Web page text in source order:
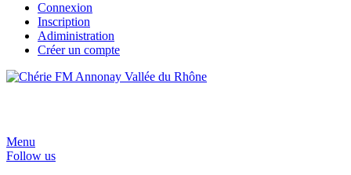
Connexion
Inscription
Adiministration
Créer un compte
Menu
Follow us